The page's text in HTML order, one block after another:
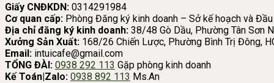
Giấy CNĐKDN: 0314291984
Cơ quan cấp: Phòng Đăng ký kinh doanh – Sở kế hoạch và
Địa chỉ đăng ký kinh doanh: 38/48 Gò Dầu, Phường Tân Sơn
Xưởng Sản Xuất: 168/26 Chiến Lược, Phường Bình Trị Đông,
Email: intuicafe@gmail.com
TỔNG ĐÀI: 0938 292 113 Gặp phòng kinh doanh
Kế Toán|Zalo: 0938 892 113 Ms.An